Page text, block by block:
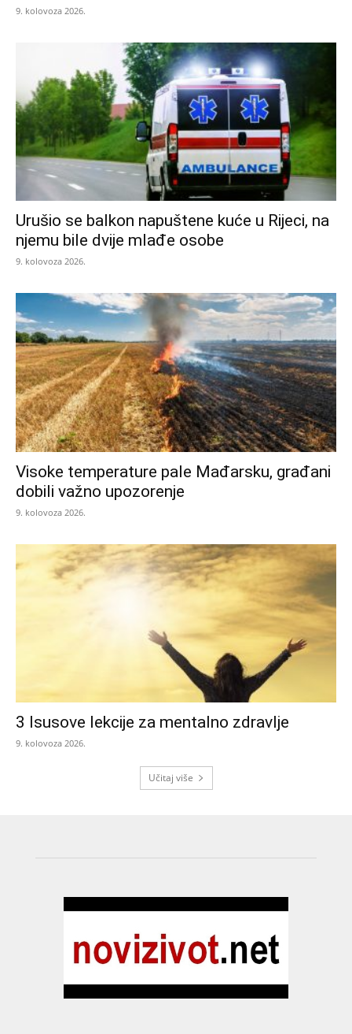
9. kolovoza 2026.
Urušio se balkon napuštene kuće u Rijeci, na
njemu bile dvije mlađe osobe
9. kolovoza 2026.
Visoke temperature pale Mađarsku, građani
dobili važno upozorenje
9. kolovoza 2026.
3 Isusove lekcije za mentalno zdravlje
9. kolovoza 2026.
Učitaj više